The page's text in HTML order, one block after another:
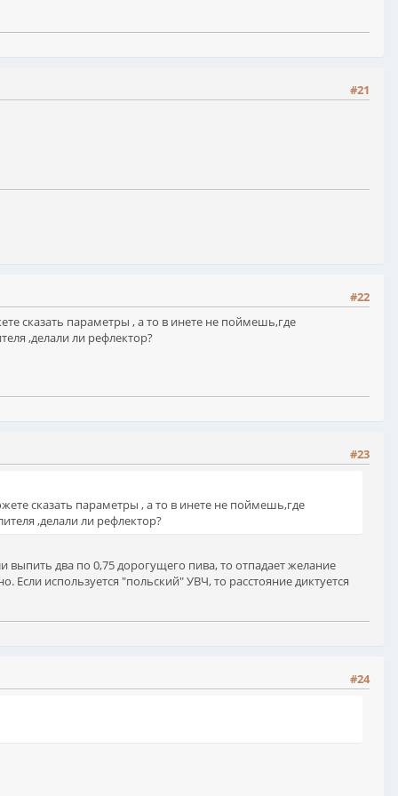
#21
#22
сказать параметры , а то в инете не поймешь,где
,делали ли рефлектор?
#23
сказать параметры , а то в инете не поймешь,где
,делали ли рефлектор?
выпить два по 0,75 дорогущего пива, то отпадает желание
используется "польский" УВЧ, то расстояние диктуется
#24